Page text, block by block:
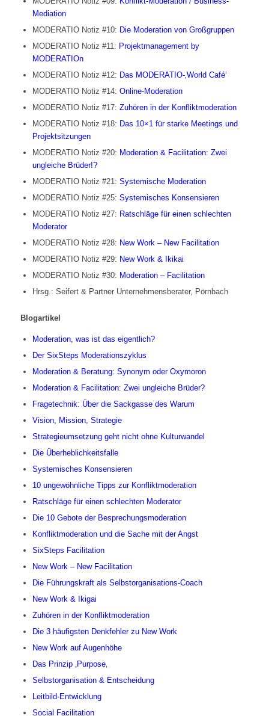
Mediation
MODERATIO Notiz #10: Die Moderation von Großgruppen
MODERATIO Notiz #11: Projektmanagement by
MODERATIOn
MODERATIO Notiz #12: Das MODERATIO-‚World Café‘
MODERATIO Notiz #14: Online-Moderation
MODERATIO Notiz #17: Zuhören in der Konfliktmoderation
MODERATIO Notiz #18: Das 10×1 für starke Meetings und
Projektsitzungen
MODERATIO Notiz #20: Moderation & Facilitation: Zwei
ungleiche Brüder!?
MODERATIO Notiz #21: Systemische Moderation
MODERATIO Notiz #25: Systemisches Konsensieren
MODERATIO Notiz #27: Ratschläge für einen schlechten
Moderator
MODERATIO Notiz #28: New Work – New Facilitation
MODERATIO Notiz #29: New Work & Ikikai
MODERATIO Notiz #30: Moderation – Facilitation
Hrsg.: Seifert & Partner Unternehmensberater, Pörnbach
Blogartikel
Moderation, was ist das eigentlich?
Der SixSteps Moderationszyklus
Moderation & Beratung: Synonym oder Oxymoron
Moderation & Facilitation: Zwei ungleiche Brüder?
Fragetechnik: Über die Sackgasse des Warum
Vision, Mission, Strategie
Strategieumsetzung geht nicht ohne Kulturwandel
Die Überheblichkeitsfalle
Systemisches Konsensieren
10 ungewöhnliche Tipps zur Konfliktmoderation
Ratschläge für einen schlechten Moderator
Die 10 Gebote der Besprechungsmoderation
Konfliktmoderation und die Sache mit der Angst
SixSteps Facilitation
New Work – New Facilitation
Die Führungskraft als Selbstorganisations-Coach
New Work & Ikigai
Zuhören in der Konfliktmoderation
Die 3 häufigsten Denkfehler zu New Work
New Work auf Augenhöhe
Das Prinzip ‚Purpose‚
Selbstorganisation & Entscheidung
Leitbild-Entwicklung
Social Facilitation